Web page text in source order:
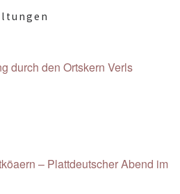
durch den Ortskern Verls
– Plattdeutscher Abend im